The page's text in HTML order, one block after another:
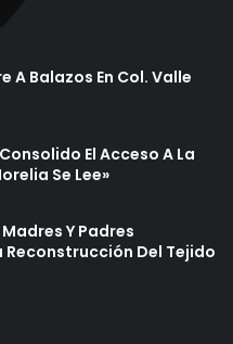
A Balazos En Col. Valle
El Acceso A La
Se Lee»
Y Padres
Reconstrucción Del Tejido